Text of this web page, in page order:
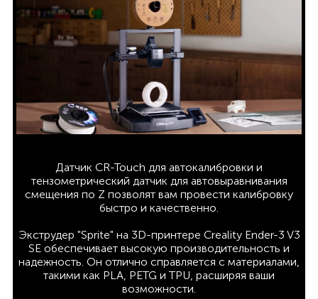
Датчик CR-Touch для автокалибровки и
тензометрический датчик для автовыравнивания
смещения по Z позволят вам провести калибровку
быстро и качественно.
Экструдер "Sprite" на 3D-принтере Creality Ender-3 V3
SE обеспечивает высокую производительность и
надежность. Он отлично справляется с материалами,
такими как PLA, PETG и TPU, расширяя ваши
возможности.